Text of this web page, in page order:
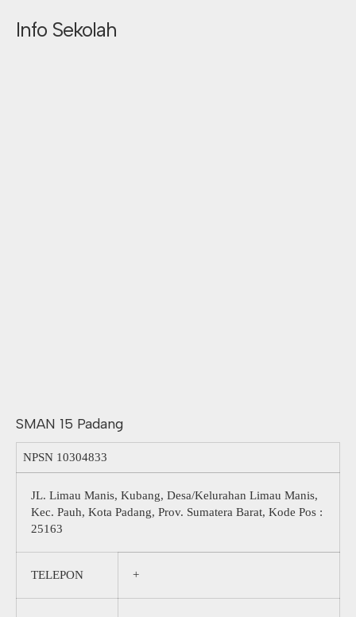
Info Sekolah
SMAN 15 Padang
NPSN 10304833
JL. Limau Manis, Kubang, Desa/Kelurahan Limau Manis,
Kec. Pauh, Kota Padang, Prov. Sumatera Barat, Kode Pos :
25163
TELEPON +